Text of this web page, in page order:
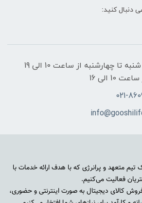
دنبال کنید:
ساعات کاری: روزهای شنبه تا چهارشنبه از ساعت 10 الی 19
الی 16
021-
متعهد و پرانرژی که با هدف ارائه خدمات با
فعالیت می‌کنیم.
کالای دیجیتال به صورت اینترنتی و حضوری،